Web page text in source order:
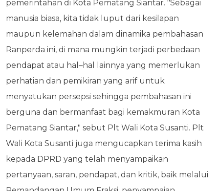
pemerintahan di Kota Pematang Siantar. "Sebagai
manusia biasa, kita tidak luput dari kesilapan
maupun kelemahan dalam dinamika pembahasan
Ranperda ini, di mana mungkin terjadi perbedaan
pendapat atau hal–hal lainnya yang memerlukan
perhatian dan pemikiran yang arif untuk
menyatukan persepsi sehingga pembahasan ini
berguna dan bermanfaat bagi kemakmuran Kota
Pematang Siantar," sebut Plt Wali Kota Susanti. Plt
Wali Kota Susanti juga mengucapkan terima kasih
kepada DPRD yang telah menyampaikan
pertanyaan, saran, pendapat, dan kritik, baik melalui